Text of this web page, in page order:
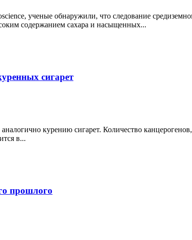
ученые обнаружили, что следование
содержанием сахара и насыщенных...
сигарет
курению сигарет. Количество
в...
прошлого